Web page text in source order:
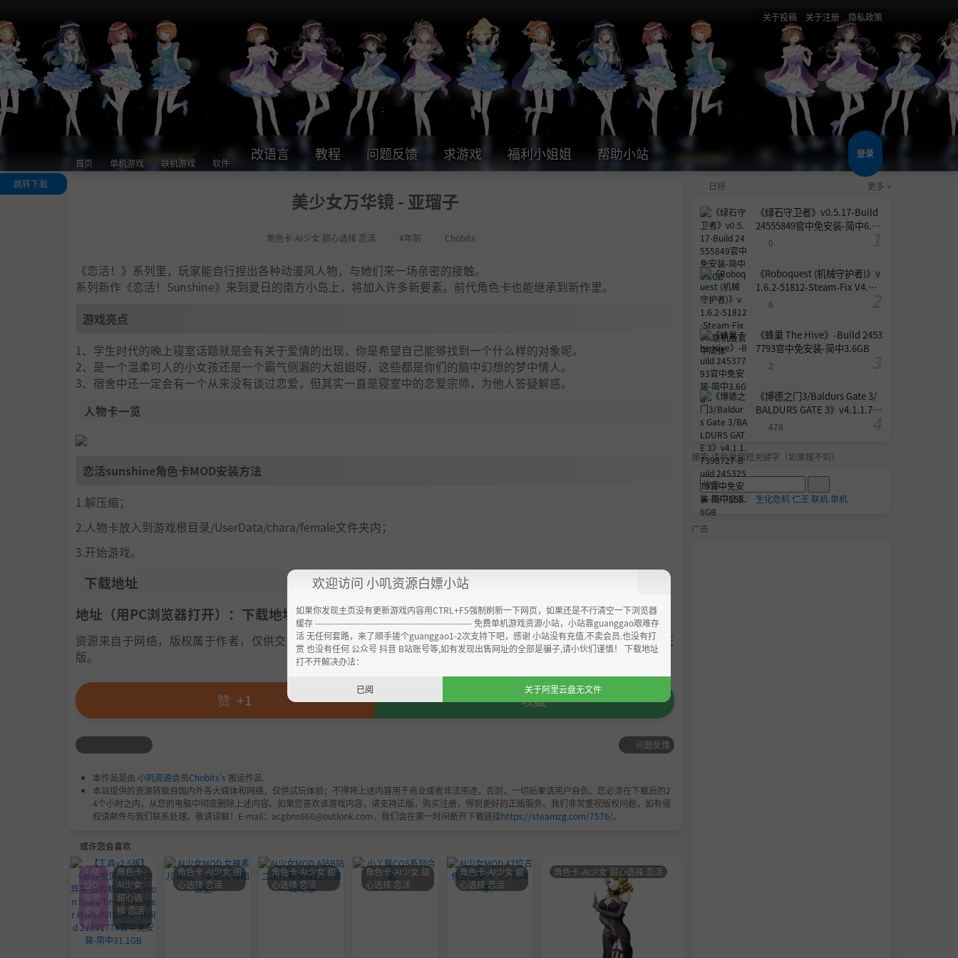
关于投稿 关于注册 隐私政策
首页 单机游戏 联机游戏 软件
改语言 教程 问题反馈 求游戏 福利小姐姐 帮助小站 登录
美少女万华镜 - 亚瑠子
角色卡-AI少女 甜心选择 恋活 4年前 Chobits
跳转下载
《恋活！》系列里，玩家能自行捏出各种动漫风人物，与她们来一场亲密的接触。
系列新作《恋活！Sunshine》来到夏日的南方小岛上，将加入许多新要素。前代角色卡也能继承到新作里。
游戏亮点
1、学生时代的晚上寝室话题就是会有关于爱情的出现，你是希望自己能够找到一个什么样的对象呢。
2、是一个温柔可人的小女孩还是一个霸气侧漏的大姐姐呀，这些都是你们的脑中幻想的梦中情人。
3、宿舍中还一定会有一个从来没有谈过恋爱，但其实一直是寝室中的恋爱宗师，为他人答疑解惑。
人物卡一览
恋活sunshine角色卡MOD安装方法
1.解压缩；
2.人物卡放入到游戏根目录/UserData/chara/female文件夹内；
3.开始游戏。
下载地址
地址（用PC浏览器打开）：下载地址：https://www.feimaoyun.com/jx/9z82z2xo
资源来自于网络，版权属于作者，仅供交流学习，严禁用于商业用途，下载后请于24小时内删除！如喜欢，请支持正
版。
赞 +1 收藏
问题反馈
本作品是由 小叽资源会员Chobits's 搬运作品.
本站提供的资源转载自国内外各大媒体和网络，仅供试玩体验；不得将上述内容用于商业或者非法用途，否则，一切后果请用户自负。您必须在下载后的2
4个小时之内，从您的电脑中彻底删除上述内容。如果您喜欢该游戏内容，请支持正版，购买注册，得到更好的正版服务。我们非常重视版权问题，如有侵
权请邮件与我们联系处理。敬请谅解！E-mail：acgbns666@outlook.com，我们会在第一时间断开下载链接https://steamzg.com/7576/。
或许您会喜欢
A-绕
过D
加密
虚拟
机
角色卡-
AI少女
甜心选
择 恋活
角色卡-AI少女 甜
心选择 恋活
角色卡-AI少女 甜
心选择 恋活
角色卡-AI少女 甜
心选择 恋活
角色卡-AI少女 甜
心选择 恋活
角色卡-AI少女 甜心选择 恋活
日榜 更多 »
《绿石守卫者》v0.5.17-Build
24555849官中免安装-简中6.6
0
《Roboquest (机械守护者)》v
1.6.2-51812-Steam-Fix V4.联
机版官中简体
6
《蜂巢 The Hive》-Build 2453
7793官中免安装-简中3.6GB
2
《博德之门3/Baldurs Gate 3/
BALDURS GATE 3》v4.1.1.739
8727-Build 24532579官中免安
478
搜索-请尽量缩短关键字（如果搜不到）
🔥 热门搜索： 生化危机仁王 联机单机
广告
欢迎访问 小叽资源白嫖小站
如果你发现主页没有更新游戏内容用CTRL+F5强制刷新一下网页，如果还是不行清空一下浏览器
缓存 ------------------------------------------------------- 免费单机游戏资源小站，小站靠guanggao艰难存
活 无任何套路，来了顺手搓个guanggao1-2次支持下吧，感谢 小站没有充值.不卖会员.也没有打
赏 也没有任何 公众号 抖音 B站账号等,如有发现出售网址的全部是骗子,请小伙们谨慎！ 下载地址
打不开解决办法：
已阅 关于阿里云盘无文件